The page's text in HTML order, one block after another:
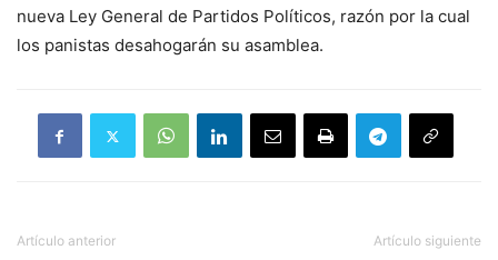
nueva Ley General de Partidos Políticos, razón por la cual
los panistas desahogarán su asamblea.
Artículo anterior Artículo siguiente